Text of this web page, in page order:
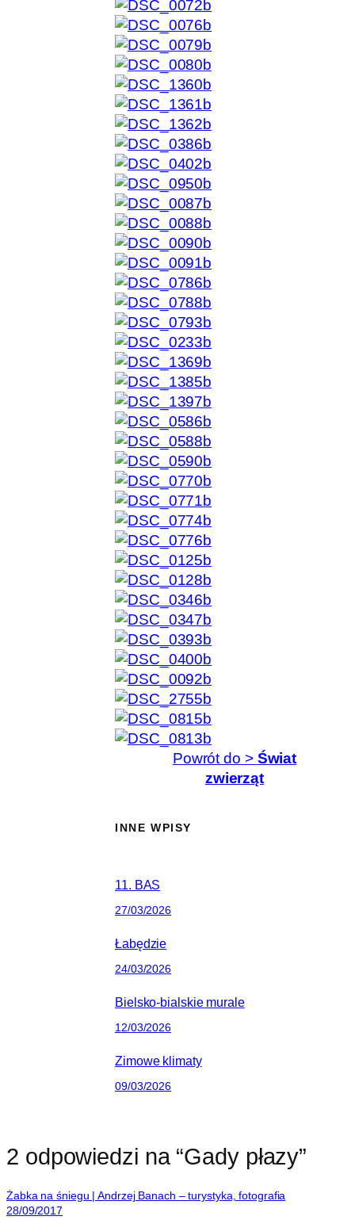
Powrót do > Świat
zwierząt
INNE WPISY
11. BAS
27/03/2026
Łabędzie
24/03/2026
Bielsko-bialskie murale
12/03/2026
Zimowe klimaty
09/03/2026
2 odpowiedzi na “Gady płazy”
Żabka na śniegu | Andrzej Banach – turystyka, fotografia
28/09/2017